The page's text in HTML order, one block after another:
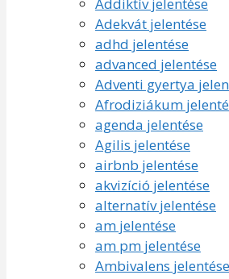
Adekvát jelentése
adhd jelentése
advanced jelentése
Adventi gyertya
Afrodiziákum
agenda jelentése
Agilis jelentése
airbnb jelentése
akvizíció jelentése
alternatív jelentése
am jelentése
am pm jelentése
Ambivalens jelentése